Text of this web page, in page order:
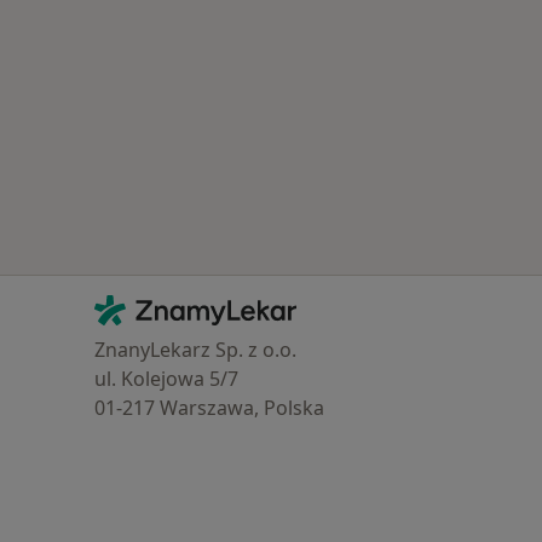
Kontakt
ZnamyLekar - Hlavní stránka
ZnanyLekarz Sp. z o.o.
ul. Kolejowa 5/7
01-217 Warszawa, Polska